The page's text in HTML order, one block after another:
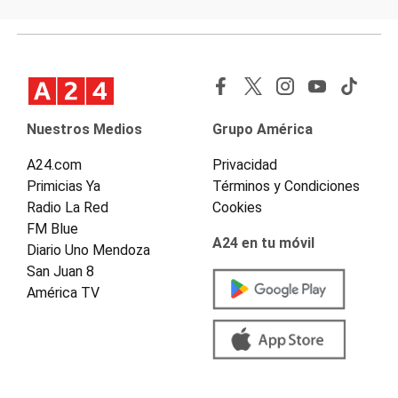
Nuestros Medios
A24.com
Primicias Ya
Radio La Red
FM Blue
Diario Uno Mendoza
San Juan 8
América TV
Grupo América
Privacidad
Términos y Condiciones
Cookies
A24 en tu móvil